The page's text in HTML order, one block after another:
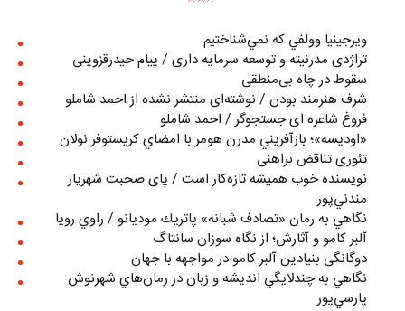
ويرجينيا وولفي كه نمي‌شناختيم
تراژدی مدرنیته و توسعه سرمایه داری / پیام حیدرقزوینی
سقوط در چاه بی‌منطقی
شرف هنرمند بودن / نوشته‌ای منتشر نشده از احمد شاملو
فروغ شاعره ای جستجوگر / احمد شاملو
«اوديسه»؛ بازآفريني مدرن هومر با امضاي كريستوفر نولان
تئوری تناقض براهنی
نويسنده خوب هميشه تازه‌كار است / پای صحبت شهريار
مندني‌پور
نگاهي به رمان «تصادف شبانه» پاتريك موديانو / راوي رويا
آلبر کامو و آثارش؛ از نگاه سوزان سانتاگ
دوگانگی بنیادین آلبر کامو در مواجهه با جهان
نگاهي به چندلايگي انديشه و زبان در رمان‌هاي شهرنوش
پارسي‌پور